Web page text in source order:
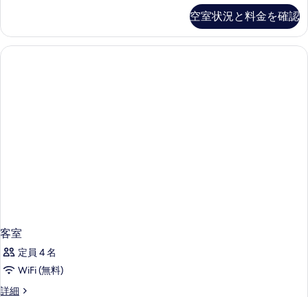
表
示
ム
キ
て
の
写
真
ア
ル
ー
空室状況と料金を確認
客室
定員 4 名
WiFi (無料)
詳細
客